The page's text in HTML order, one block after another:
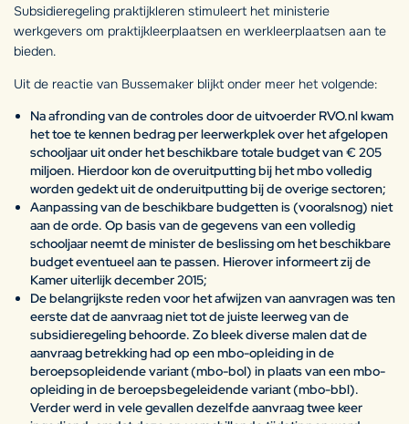
Subsidieregeling praktijkleren stimuleert het ministerie
werkgevers om praktijkleerplaatsen en werkleerplaatsen aan te
bieden.
Uit de reactie van Bussemaker blijkt onder meer het volgende:
Na afronding van de controles door de uitvoerder RVO.nl kwam
het toe te kennen bedrag per leerwerkplek over het afgelopen
schooljaar uit onder het beschikbare totale budget van € 205
miljoen. Hierdoor kon de overuitputting bij het mbo volledig
worden gedekt uit de onderuitputting bij de overige sectoren;
Aanpassing van de beschikbare budgetten is (vooralsnog) niet
aan de orde. Op basis van de gegevens van een volledig
schooljaar neemt de minister de beslissing om het beschikbare
budget eventueel aan te passen. Hierover informeert zij de
Kamer uiterlijk december 2015;
De belangrijkste reden voor het afwijzen van aanvragen was ten
eerste dat de aanvraag niet tot de juiste leerweg van de
subsidieregeling behoorde. Zo bleek diverse malen dat de
aanvraag betrekking had op een mbo-opleiding in de
beroepsopleidende variant (mbo-bol) in plaats van een mbo-
opleiding in de beroepsbegeleidende variant (mbo-bbl).
Verder werd in vele gevallen dezelfde aanvraag twee keer